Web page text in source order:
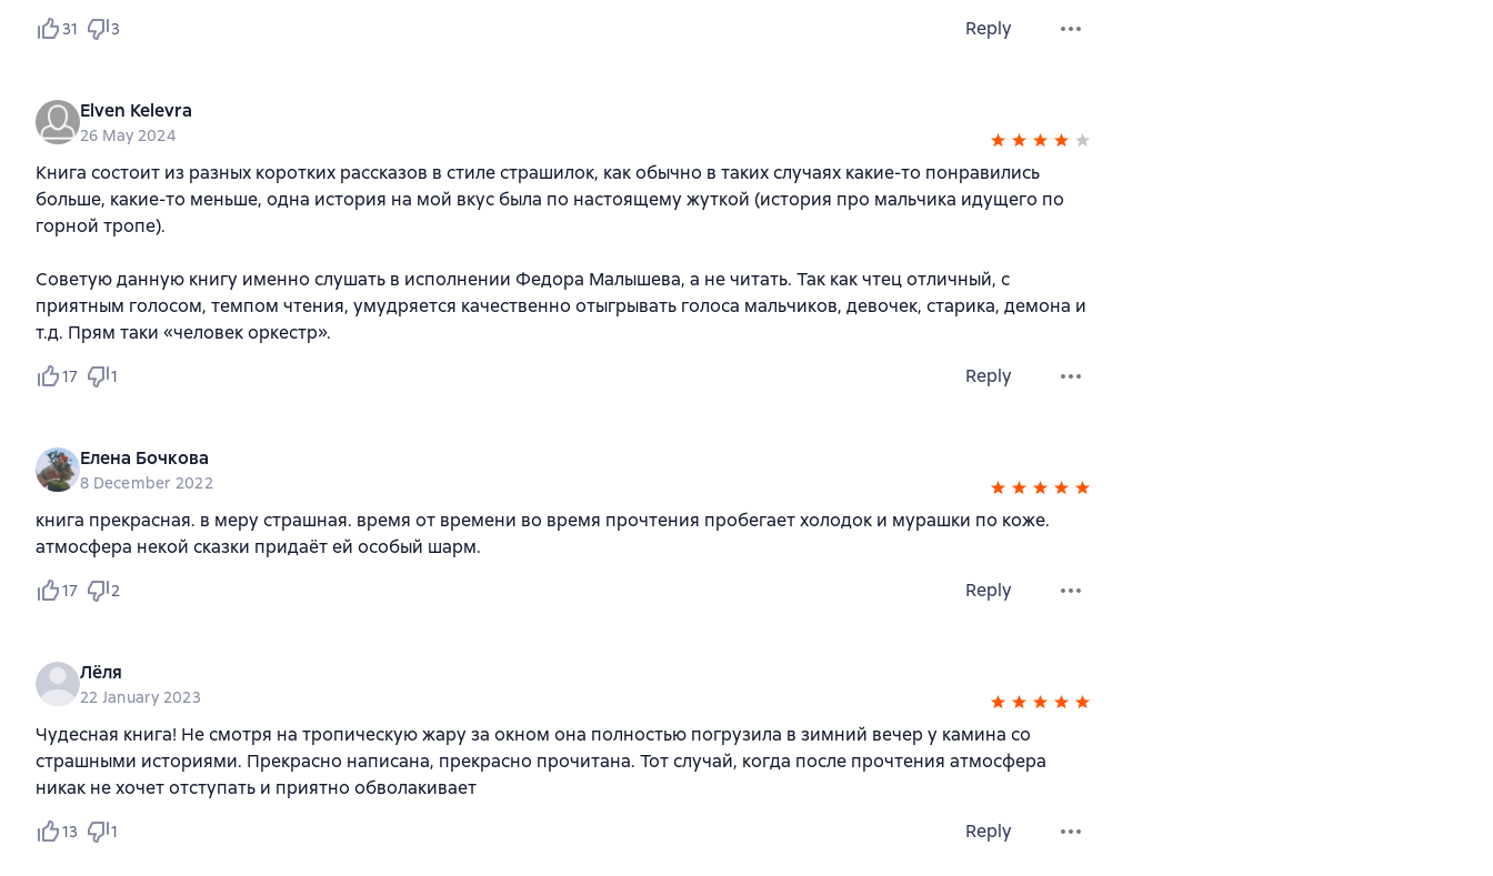
31 3 Reply
Elven Kelevra
26 May 2024
Книга состоит из разных коротких рассказов в стиле страшилок, как обычно в таких случаях какие-то понравились
больше, какие-то меньше, одна история на мой вкус была по настоящему жуткой (история про мальчика идущего по
горной тропе).
Советую данную книгу именно слушать в исполнении Федора Малышева, а не читать. Так как чтец отличный, с
приятным голосом, темпом чтения, умудряется качественно отыгрывать голоса мальчиков, девочек, старика, демона и
т.д. Прям таки «человек оркестр».
17 1 Reply
Елена Бочкова
8 December 2022
книга прекрасная. в меру страшная. время от времени во время прочтения пробегает холодок и мурашки по коже.
атмосфера некой сказки придаёт ей особый шарм.
17 2 Reply
Лёля
22 January 2023
Чудесная книга! Не смотря на тропическую жару за окном она полностью погрузила в зимний вечер у камина со
страшными историями. Прекрасно написана, прекрасно прочитана. Тот случай, когда после прочтения атмосфера
никак не хочет отступать и приятно обволакивает
13 1 Reply